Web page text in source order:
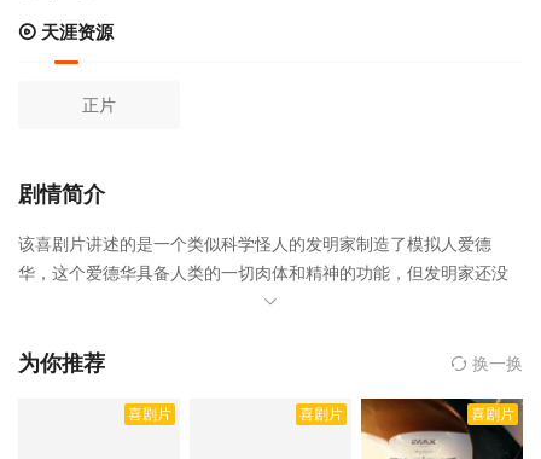
天涯资源
正片
剧情简介
该喜剧片讲述的是一个类似科学怪人的发明家制造了模拟人爱德
华，这个爱德华具备人类的一切肉体和精神的功能，但发明家还没
来得及为爱德华装上双手就去世了，只留下一双剪刀手作为代替。
类。派格发现了这个少年，出于对爱德华处境的同情，把他带回了
迎。他能用剪刀手修剪植物、剪出奇妙的发型。派格的女儿金逐渐
爱上了这个爱德华，但给爱德华带来的却是痛苦他甚至不能拥抱自
为你推荐 换一换
喜剧片 喜剧片 喜剧片